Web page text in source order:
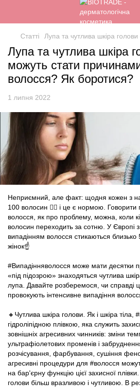
Статті Лупа та чутлива шкіра
Лупа та чутлива шкіра
можуть стати
волосся? Як боротися?
1 липня 2022
Неприємний, але факт: щодня кожен з
100 волосин 🤷‍♀️ і це є нормою. Говорити
волосся, як про проблему, можна, коли
волосин переходить за сотню. У Європі
випадінням волосся стикаються близько
жінок☝️
#Випадінняволосся може мати десятки
«під підозрою» знаходяться чутлива
лупа. Давайте розберемося, чи справді
провокують інтенсивне випадіння
🔸️Чутлива шкіра голови. Як і шкіра тіла,
гідроліпідною плівкою, яка служить
зовнішніх агресивних чинників: зміни
ультрафіолетових променів і
розчісування, фарбування, сушіння
агресивні процедури для #волосся
на бар'єрну функцію цієї захисної
голови більш вразливою і чутливою. В